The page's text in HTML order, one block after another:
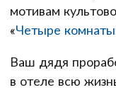
мотивам
«Четыре комнаты
Ваш дядя
в отеле всю